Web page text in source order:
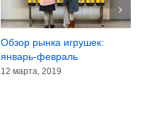
Обзор рынка игрушек:
январь-февраль
12 марта, 2019